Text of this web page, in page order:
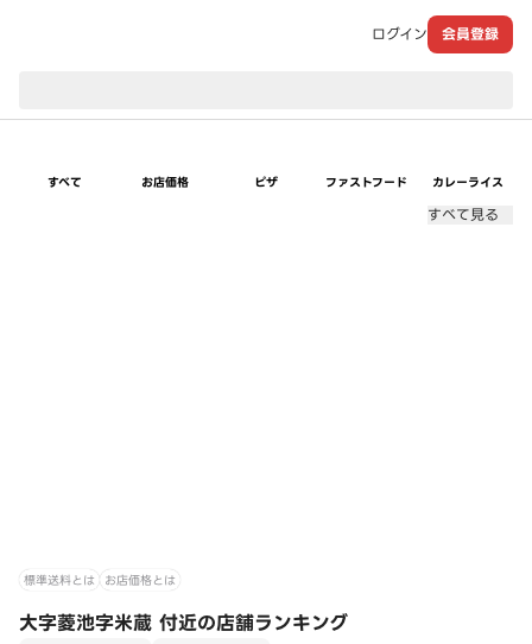
ログイン 会員登録
すべて お店価格 ピザ ファストフード カレーライス
すべて見る
標準送料とは お店価格とは
大字菱池字米蔵 付近の店舗ランキング